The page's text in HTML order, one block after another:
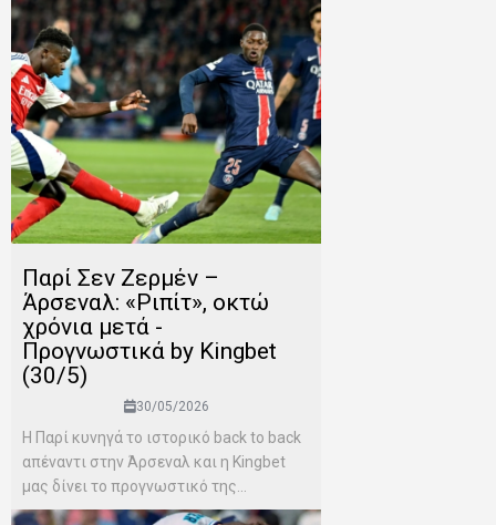
Παρί Σεν Ζερμέν –
Άρσεναλ: «Ριπίτ», οκτώ
χρόνια μετά -
Προγνωστικά by Kingbet
(30/5)
30/05/2026
Η Παρί κυνηγά το ιστορικό back to back
απέναντι στην Άρσεναλ και η Kingbet
μας δίνει το προγνωστικό της...